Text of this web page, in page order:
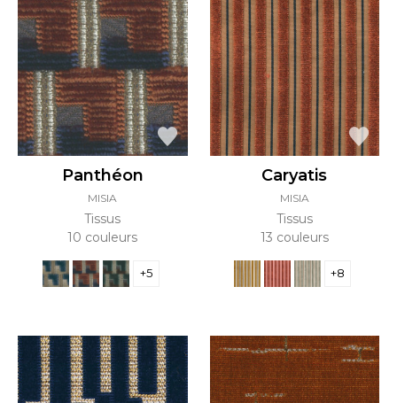
Panthéon
MISIA
Tissus
10 couleurs
+5
Caryatis
MISIA
Tissus
13 couleurs
+8